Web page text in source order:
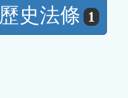
歷史法條 1